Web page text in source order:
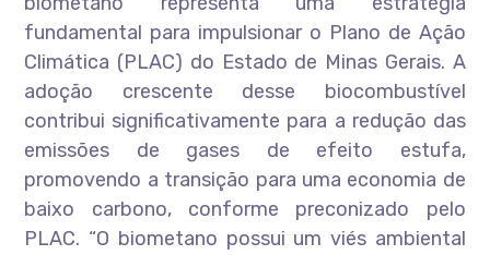
fundamental para impulsionar o Plano de Ação
Climática (PLAC) do Estado de Minas Gerais. A
adoção crescente desse biocombustível
contribui significativamente para a redução das
emissões de gases de efeito estufa,
promovendo a transição para uma economia de
baixo carbono, conforme preconizado pelo
PLAC. “O biometano possui um viés ambiental